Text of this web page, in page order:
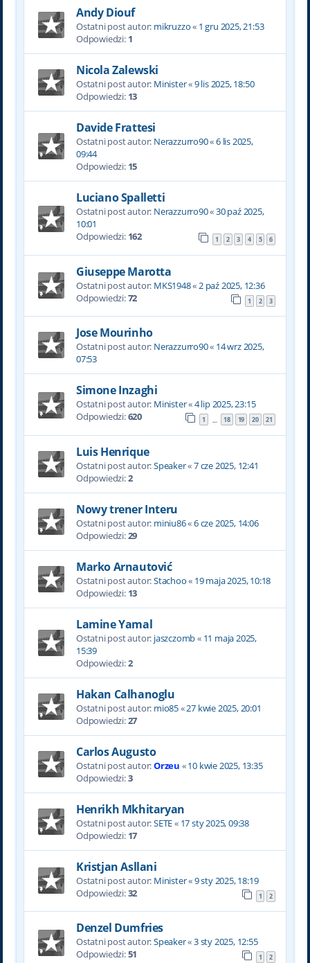
Andy Diouf
Ostatni post autor: mikruzzo« 1 gru 2025, 21:53
Odpowiedzi: 1
Nicola Zalewski
Ostatni post autor: Minister«9 lis 2025, 18:50
Odpowiedzi: 13
Davide Frattesi
Ostatni post autor: Nerazzurro90«6 lis 2025,
09:44
Odpowiedzi: 15
Luciano Spalletti
Ostatni post autor: Nerazzurro90«30 paź 2025,
10:01
Odpowiedzi: 162 1 2 3 4 5 6
Giuseppe Marotta
Ostatni post autor: MKS1948«2 paź 2025, 12:36
Odpowiedzi:72 1 2 3
Jose Mourinho
Ostatni post autor: Nerazzurro90« 14 wrz 2025,
07:53
Simone Inzaghi
Ostatni post autor: Minister«4 lip 2025, 23:15
Odpowiedzi:620 1 … 18 19 20 21
Luis Henrique
Ostatni post autor:Speaker«7 cze 2025, 12:41
Odpowiedzi:2
Nowy trener Interu
Ostatni post autor: miniu86«6 cze 2025, 14:06
Odpowiedzi:29
Marko Arnautović
Ostatni post autor:Stachoo« 19 maja 2025, 10:18
Odpowiedzi: 13
Lamine Yamal
Ostatni post autor: jaszczomb« 11 maja 2025,
15:39
Odpowiedzi:2
Hakan Calhanoglu
Ostatni post autor: mio85«27 kwie 2025, 20:01
Odpowiedzi:27
Carlos Augusto
Ostatni post autor:Orzeu «10 kwie 2025, 13:35
Odpowiedzi:3
Henrikh Mkhitaryan
Ostatni post autor:SETE« 17 sty 2025, 09:38
Odpowiedzi: 17
Kristjan Asllani
Ostatni post autor: Minister«9 sty 2025, 18:19
Odpowiedzi:32 1 2
Denzel Dumfries
Ostatni post autor:Speaker«3 sty 2025, 12:55
Odpowiedzi:51 1 2